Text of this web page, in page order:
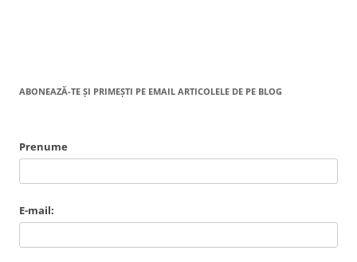
ABONEAZĂ-TE ȘI PRIMEȘTI PE EMAIL ARTICOLELE DE PE BLOG
Prenume
E-mail: